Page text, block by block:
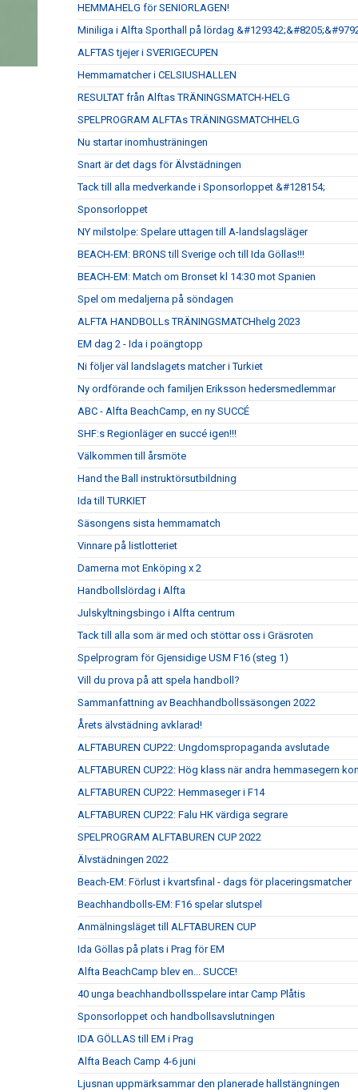
HEMMAHELG för SENIORLAGEN!
Miniliga i Alfta Sporthall på lördag
ALFTAS tjejer i SVERIGECUPEN
Hemmamatcher i CELSIUSHALLEN
RESULTAT från Alftas TRÄNINGSMATCH-HELG
SPELPROGRAM ALFTAs TRÄNINGSMATCHHELG
Nu startar inomhusträningen
Snart är det dags för Älvstädningen
Tack till alla medverkande i Sponsorloppet &#128154;
Sponsorloppet
NY milstolpe: Spelare uttagen till A-landslagsläger
BEACH-EM: BRONS till Sverige och till Ida Göllas!!!
BEACH-EM: Match om Bronset kl 14:30 mot Spanien
Spel om medaljerna på söndagen
ALFTA HANDBOLLs TRÄNINGSMATCHhelg 2023
EM dag 2 - Ida i poängtopp
Ni följer väl landslagets matcher i Turkiet
Ny ordförande och familjen Eriksson hedersmedlemmar
ABC - Alfta BeachCamp, en ny SUCCÉ
SHF:s Regionläger en succé igen!!!
Välkommen till årsmöte
Hand the Ball instruktörsutbildning
Ida till TURKIET
Säsongens sista hemmamatch
Vinnare på listlotteriet
Damerna mot Enköping x 2
Handbollslördag i Alfta
Julskyltningsbingo i Alfta centrum
Tack till alla som är med och stöttar oss i Gräsroten
Spelprogram för Gjensidige USM F16 (steg 1)
Vill du prova på att spela handboll?
Sammanfattning av Beachhandbollssäsongen 2022
Årets älvstädning avklarad!
ALFTABUREN CUP22: Ungdomspropaganda avslutade
ALFTABUREN CUP22: Hög klass när andra hemmasegern
ALFTABUREN CUP22: Hemmaseger i F14
ALFTABUREN CUP22: Falu HK värdiga segrare
SPELPROGRAM ALFTABUREN CUP 2022
Älvstädningen 2022
Beach-EM: Förlust i kvartsfinal - dags för placeringsmatcher
Beachhandbolls-EM: F16 spelar slutspel
Anmälningsläget till ALFTABUREN CUP
Ida Göllas på plats i Prag för EM
Alfta BeachCamp blev en... SUCCE!
40 unga beachhandbollsspelare intar Camp Plåtis
Sponsorloppet och handbollsavslutningen
IDA GÖLLAS till EM i Prag
Alfta Beach Camp 4-6 juni
Ljusnan uppmärksammar den planerade hallstängningen